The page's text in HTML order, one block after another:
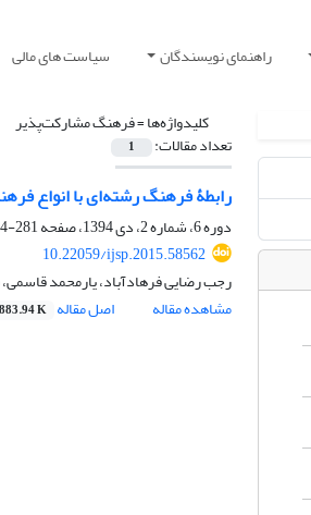
راهنمای نویسندگان سیاست های مالی
کلیدواژه‌ها =فرهنگ مشارکت‌پذیر
تعداد مقالات: 1
رابطۀ فرهنگ رشته‌ای با انواع
دوره 6، شماره 2، دی 1394، صفحه
281-304
10.22059/ijsp.2015.58562
رجب رضایی فرهادآباد، یارمحمد
مشاهده مقاله
اصل مقاله 883.94 K